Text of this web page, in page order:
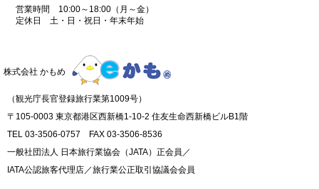
営業時間 10:00～18:00（月～金）
定休日 土・日・祝日・年末年始
株式会社 かもめ
（観光庁長官登録旅行業第1009号）
〒105-0003 東京都港区西新橋1-10-2 住友生命西新橋ビルB1階
TEL 03-3506-0757 FAX 03-3506-8536
一般社団法人 日本旅行業協会（JATA）正会員／
IATA公認旅客代理店／旅行業公正取引協議会会員